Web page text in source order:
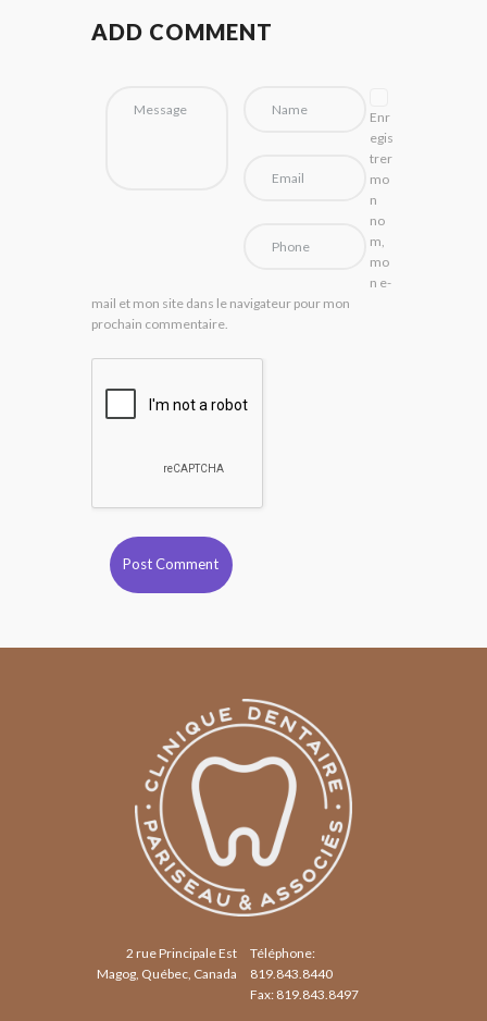
ADD COMMENT
Enr
egis
trer
mo
n
no
m,
mo
n e-
mail et mon site dans le navigateur pour mon
prochain commentaire.
Téléphone:
819.843.8440
Fax: 819.843.8497
2 rue Principale Est
Magog, Québec, Canada